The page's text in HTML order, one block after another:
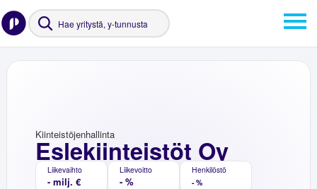
Eslekiinteistöt Oy
Kiinteistöjenhallinta
Liikevaihto
- milj. €
Liikevoitto
- %
Henkilöstö
- %